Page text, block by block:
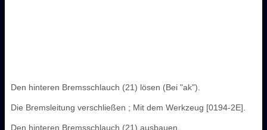
Den hinteren Bremsschlauch (21) lösen (Bei "ak").
Die Bremsleitung verschließen ; Mit dem Werkzeug [0194-2E].
Den hinteren Bremsschlauch (21) ausbauen.